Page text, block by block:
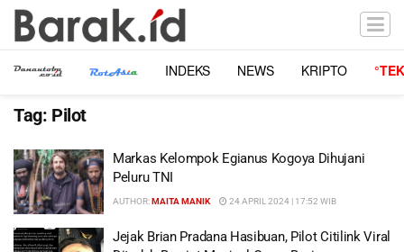
INDEKS NEWS KRIPTO
Tag: Pilot
Markas Kelompok Egianus Kogoya Dihujani
Peluru TNI
AUTHOR:MAITA MANIK 24 APRIL 2024 | 17:52 WIB
Jejak Brian Pradana Hasibuan, Pilot Citilink Viral